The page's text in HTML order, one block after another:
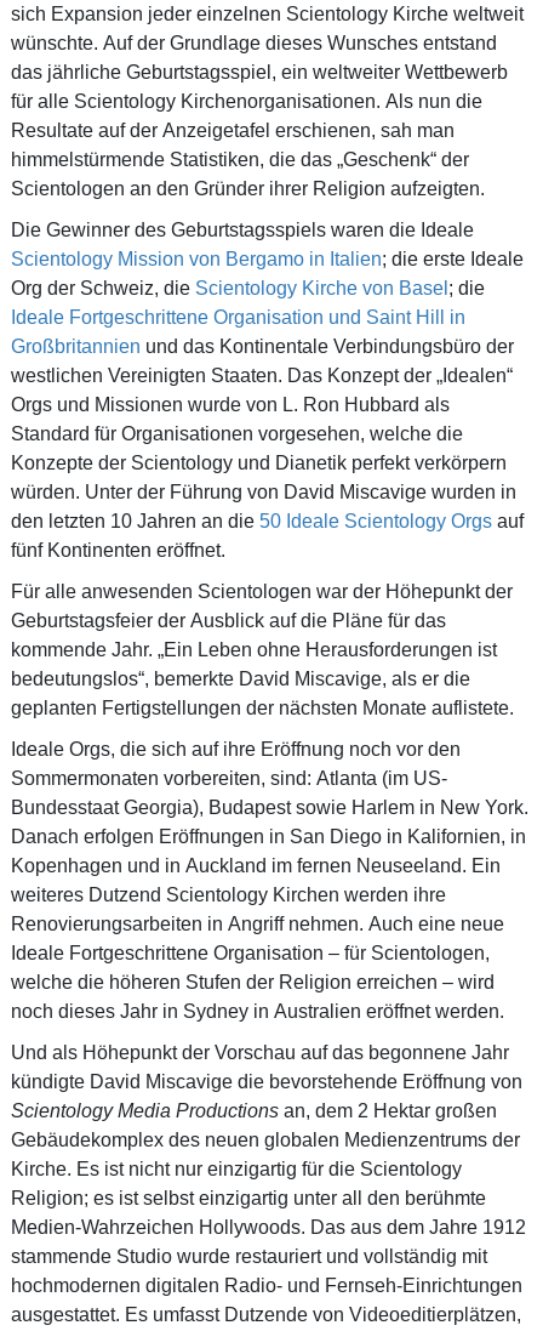
sich Expansion jeder einzelnen Scientology Kirche weltweit
wünschte. Auf der Grundlage dieses Wunsches entstand
das jährliche Geburtstagsspiel, ein weltweiter Wettbewerb
für alle Scientology Kirchenorganisationen. Als nun die
Resultate auf der Anzeigetafel erschienen, sah man
himmelstürmende Statistiken, die das „Geschenk“ der
Scientologen an den Gründer ihrer Religion aufzeigten.
Die Gewinner des Geburtstagsspiels waren die Ideale
Scientology Mission von Bergamo in Italien; die erste Ideale
Org der Schweiz, die Scientology Kirche von Basel ; die
Ideale Fortgeschrittene Organisation und Saint Hill in
Großbritannien und das Kontinentale Verbindungsbüro der
westlichen Vereinigten Staaten. Das Konzept der „Idealen“
Orgs und Missionen wurde von L. Ron Hubbard als
Standard für Organisationen vorgesehen, welche die
Konzepte der Scientology und Dianetik perfekt verkörpern
würden. Unter der Führung von David Miscavige wurden in
den letzten 10 Jahren an die 50 Ideale Scientology Orgs auf
fünf Kontinenten eröffnet.
Für alle anwesenden Scientologen war der Höhepunkt der
Geburtstagsfeier der Ausblick auf die Pläne für das
kommende Jahr. „Ein Leben ohne Herausforderungen ist
bedeutungslos“, bemerkte David Miscavige, als er die
geplanten Fertigstellungen der nächsten Monate auflistete.
Ideale Orgs, die sich auf ihre Eröffnung noch vor den
Sommermonaten vorbereiten, sind: Atlanta (im US-
Bundesstaat Georgia), Budapest sowie Harlem in New York.
Danach erfolgen Eröffnungen in San Diego in Kalifornien, in
Kopenhagen und in Auckland im fernen Neuseeland. Ein
weiteres Dutzend Scientology Kirchen werden ihre
Renovierungsarbeiten in Angriff nehmen. Auch eine neue
Ideale Fortgeschrittene Organisation – für Scientologen,
welche die höheren Stufen der Religion erreichen – wird
noch dieses Jahr in Sydney in Australien eröffnet werden.
Und als Höhepunkt der Vorschau auf das begonnene Jahr
kündigte David Miscavige die bevorstehende Eröffnung von
Scientology Media Productions an, dem 2 Hektar großen
Gebäudekomplex des neuen globalen Medienzentrums der
Kirche. Es ist nicht nur einzigartig für die Scientology
Religion; es ist selbst einzigartig unter all den berühmte
Medien-Wahrzeichen Hollywoods. Das aus dem Jahre 1912
stammende Studio wurde restauriert und vollständig mit
hochmodernen digitalen Radio- und Fernseh-Einrichtungen
ausgestattet. Es umfasst Dutzende von Videoeditierplätzen,